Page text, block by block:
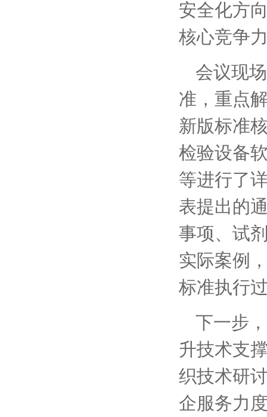
安全化方
核心竞争
会议现
准，重点
新版标准
检验设备
等进行了
表提出的
事项、试
实际案例
标准执行
下一步
升技术支
织技术研
企服务力